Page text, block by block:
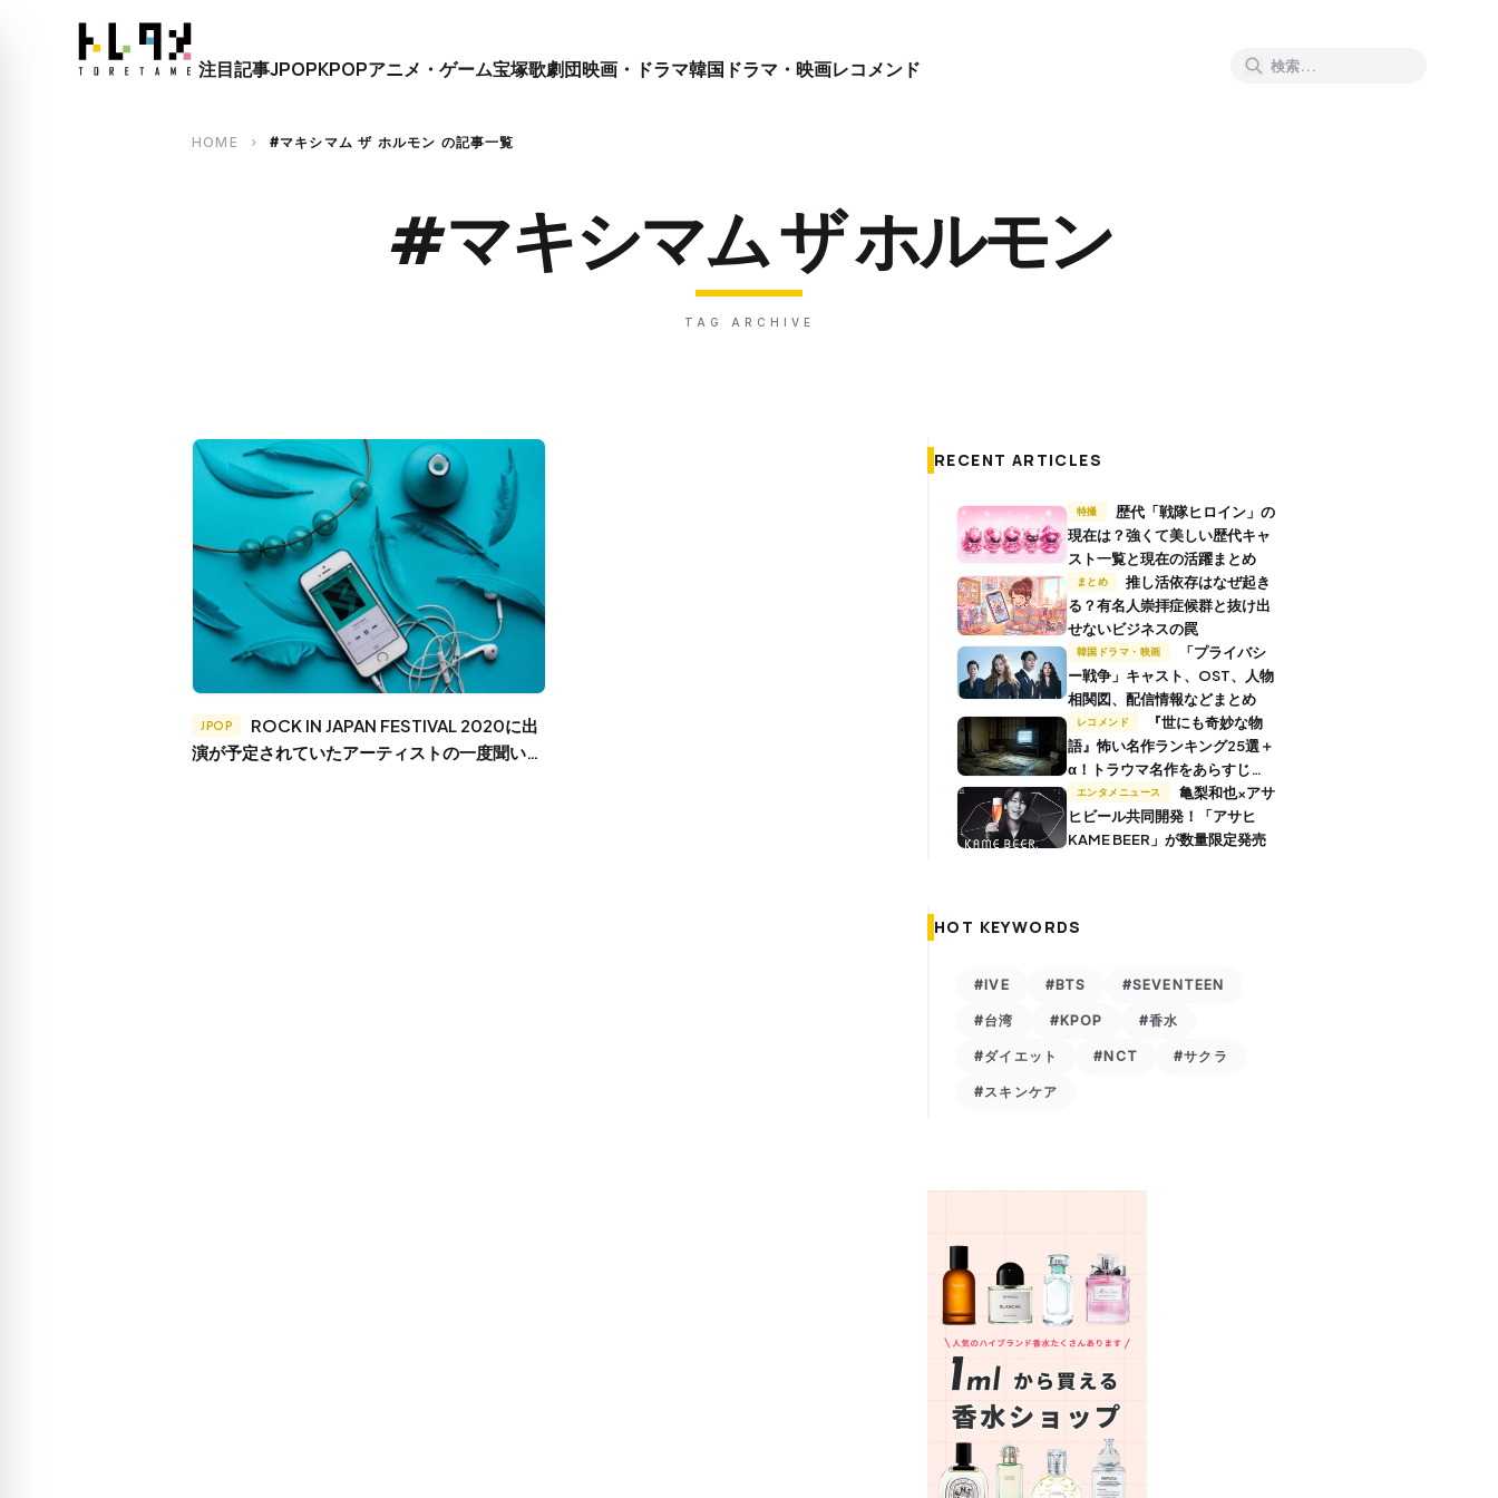
close
注目記事JPOPKPOPアニメ・ゲーム宝塚歌劇団映画・ドラマ韓国ドラマ・映画レコメンド
HOME chevron_right #マキシマム ザ ホルモン の記事一覧
#マキシマム ザ ホルモン
TAG ARCHIVE
JPOP
演が予定されていたアーティストの一度聞いて
RECENT ARTICLES
特撮
現在は？強くて美しい歴代キャ
スト一覧と現在の活躍まとめ
まとめ
推し活依存はなぜ起き
る？有名人崇拝症候群と抜け出
せないビジネスの罠
韓国ドラマ・映画
ー戦争」キャスト、OST、人物
相関図、配信情報などまとめ
レコメンド
語』怖い名作ランキング25選＋
α！トラウマ名作をあらすじ付
きで解説
エンタメニュース
ヒビール共同開発！「アサヒ
KAME BEER」が数量限定発売
HOT KEYWORDS
#IVE #BTS #SEVENTEEN
#台湾 #KPOP #香水
#ダイエット #NCT #サクラ
#スキンケア